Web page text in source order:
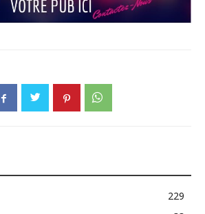
229